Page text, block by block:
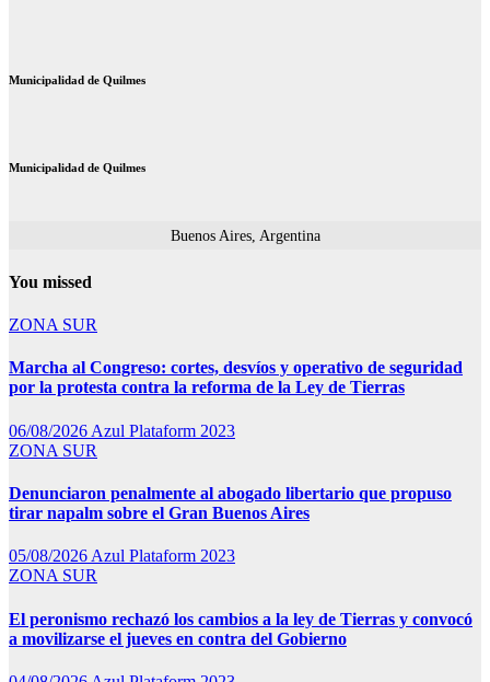
Municipalidad de Quilmes
Municipalidad de Quilmes
Buenos Aires, Argentina
You missed
ZONA SUR
Marcha al Congreso: cortes, desvíos y operativo de seguridad
por la protesta contra la reforma de la Ley de Tierras
06/08/2026 Azul Plataform 2023
ZONA SUR
Denunciaron penalmente al abogado libertario que propuso
tirar napalm sobre el Gran Buenos Aires
05/08/2026 Azul Plataform 2023
ZONA SUR
El peronismo rechazó los cambios a la ley de Tierras y convocó
a movilizarse el jueves en contra del Gobierno